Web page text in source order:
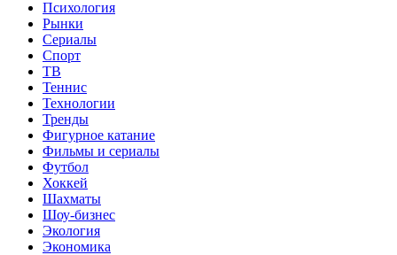
Психология
Рынки
Сериалы
Спорт
ТВ
Теннис
Технологии
Тренды
Фигурное катание
Фильмы и сериалы
Футбол
Хоккей
Шахматы
Шоу-бизнес
Экология
Экономика